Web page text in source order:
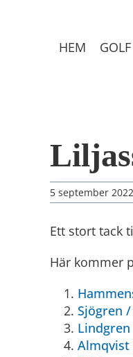
HEM GOLF
5 september 2022
Ett stort tack
Här kommer